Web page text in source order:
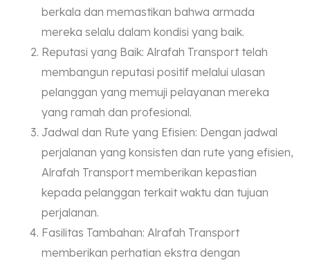
berkala dan memastikan bahwa armada
mereka selalu dalam kondisi yang baik.
Reputasi yang Baik: Alrafah Transport telah
membangun reputasi positif melalui ulasan
pelanggan yang memuji pelayanan mereka
yang ramah dan profesional.
Jadwal dan Rute yang Efisien: Dengan jadwal
perjalanan yang konsisten dan rute yang efisien,
Alrafah Transport memberikan kepastian
kepada pelanggan terkait waktu dan tujuan
perjalanan.
Fasilitas Tambahan: Alrafah Transport
memberikan perhatian ekstra dengan